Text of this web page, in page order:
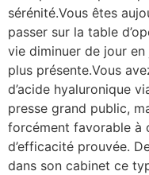
sérénité.Vous êtes
passer sur la table
vie diminuer de jour
plus présente.Vous
d’acide hyaluronique
presse grand public,
forcément favorable à
d’efficacité prouvée.
dans son cabinet ce